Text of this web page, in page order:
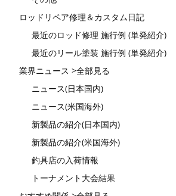
ロッドリペア修理＆カスタム日記
最近のロッド修理 施行例 (単発紹介)
最近のリール塗装 施行例 (単発紹介)
業界ニュース >全部見る
ニュース(日本国内)
ニュース(米国海外)
新製品の紹介(日本国内)
新製品の紹介(米国海外)
釣具店の入荷情報
トーナメント大会結果